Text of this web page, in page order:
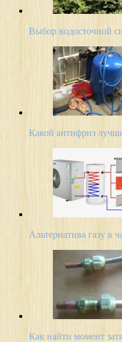
Выбор водосточной
Какой антифриз
Альтернатива газу в
Как найти момент